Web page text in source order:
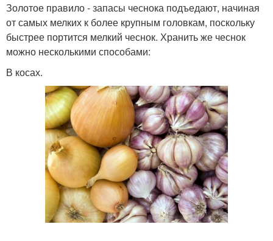
Золотое правило - запасы чеснока подъедают, начиная
от самых мелких к более крупным головкам, поскольку
быстрее портится мелкий чеснок. Хранить же чеснок
можно несколькими способами:
В косах.